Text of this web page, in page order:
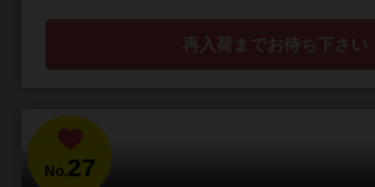
再入荷までお待ち下さい
No.27